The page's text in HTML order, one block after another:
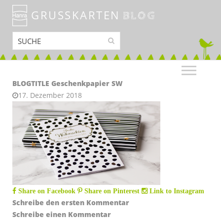
GRUSSKARTEN BLOG
BLOGTITLE Geschenkpapier SW
17. Dezember 2018
Share on Facebook Share on Pinterest Link to Instagram
Schreibe den ersten Kommentar
Schreibe einen Kommentar